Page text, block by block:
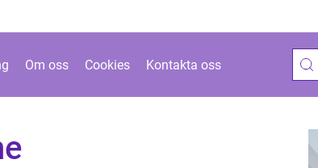
Om oss Cookies Kontakta oss